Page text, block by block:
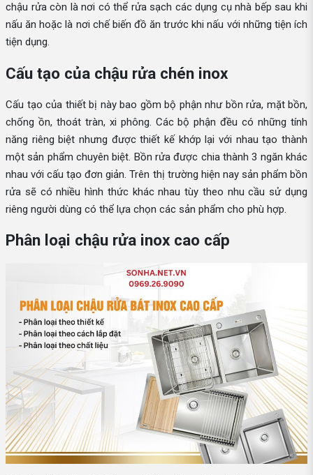
chậu rửa còn là nơi có thể rửa sạch các dụng cụ nhà bếp sau khi
nấu ăn hoặc là nơi chế biến đồ ăn trước khi nấu với những tiện ích
tiện dụng.
Cấu tạo của chậu rửa chén inox
Cấu tạo của thiết bị này bao gồm bộ phận như bồn rửa, mặt bồn,
chống ồn, thoát tràn, xi phông. Các bộ phận đều có những tính
năng riêng biệt nhưng được thiết kế khớp lại với nhau tạo thành
một sản phẩm chuyên biệt. Bồn rửa được chia thành 3 ngăn khác
nhau với cấu tạo đơn giản. Trên thị trường hiện nay sản phẩm bồn
rửa sẽ có nhiều hình thức khác nhau tùy theo nhu cầu sử dụng
riêng người dùng có thể lựa chọn các sản phẩm cho phù hợp.
Phân loại chậu rửa inox cao cấp